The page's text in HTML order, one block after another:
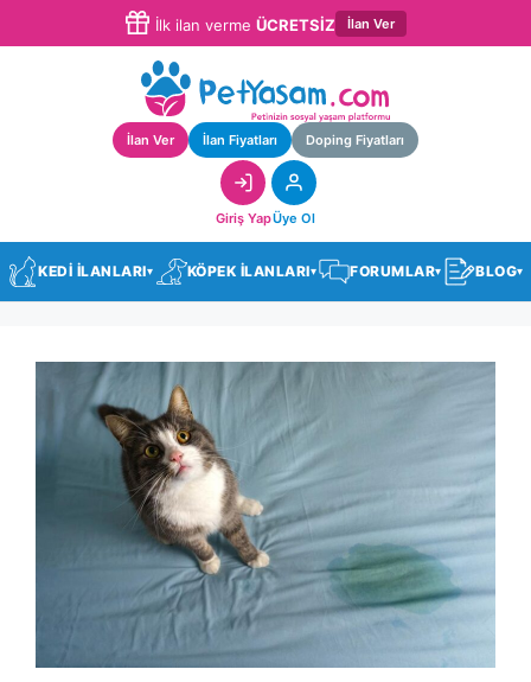
İlk ilan verme ÜCRETSİZ İlan Ver
İlan Ver İlan Fiyatları Doping Fiyatları
Giriş YapÜye Ol
KEDİ İLANLARI▾ KÖPEK İLANLARI▾ FORUMLAR▾ BLOG▾